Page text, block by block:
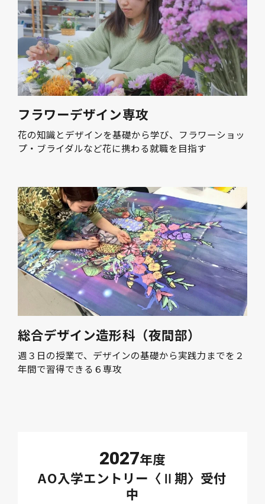
フラワーデザイン専攻
花の知識とデザインを基礎から学び、フラワーショッ
プ・ブライダルなど花に携わる就職を目指す
総合デザイン造形科（夜間部）
週３日の授業で、デザインの基礎から実践力までを２
年間で習得できる６専攻
2027年度
AO入学エントリー〈Ⅱ期〉受付
中